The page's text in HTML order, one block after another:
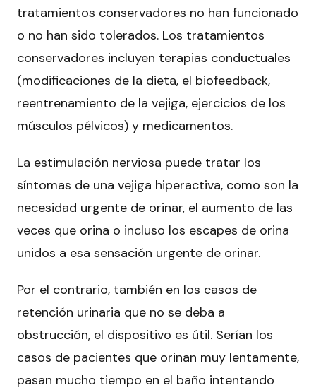
tratamientos conservadores no han funcionado
o no han sido tolerados. Los tratamientos
conservadores incluyen terapias conductuales
(modificaciones de la dieta, el biofeedback,
reentrenamiento de la vejiga, ejercicios de los
músculos pélvicos) y medicamentos.
La estimulación nerviosa puede tratar los
síntomas de una vejiga hiperactiva, como son la
necesidad urgente de orinar, el aumento de las
veces que orina o incluso los escapes de orina
unidos a esa sensación urgente de orinar.
Por el contrario, también en los casos de
retención urinaria que no se deba a
obstrucción, el dispositivo es útil. Serían los
casos de pacientes que orinan muy lentamente,
pasan mucho tiempo en el baño intentando